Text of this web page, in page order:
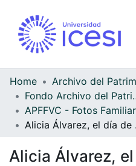
Home
Fondo Archivo del
Alicia Álvarez,